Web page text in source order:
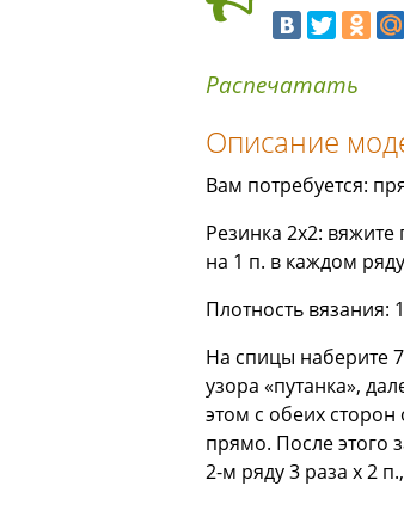
Распечатать
Описание
Вам потребуется:
Резинка 2x2:
на 1 п. в каждом
Плотность вязания:
На спицы наберите
узора «путанка»,
этом с обеих
прямо. После этого
2-м ряду 3 раза х 2